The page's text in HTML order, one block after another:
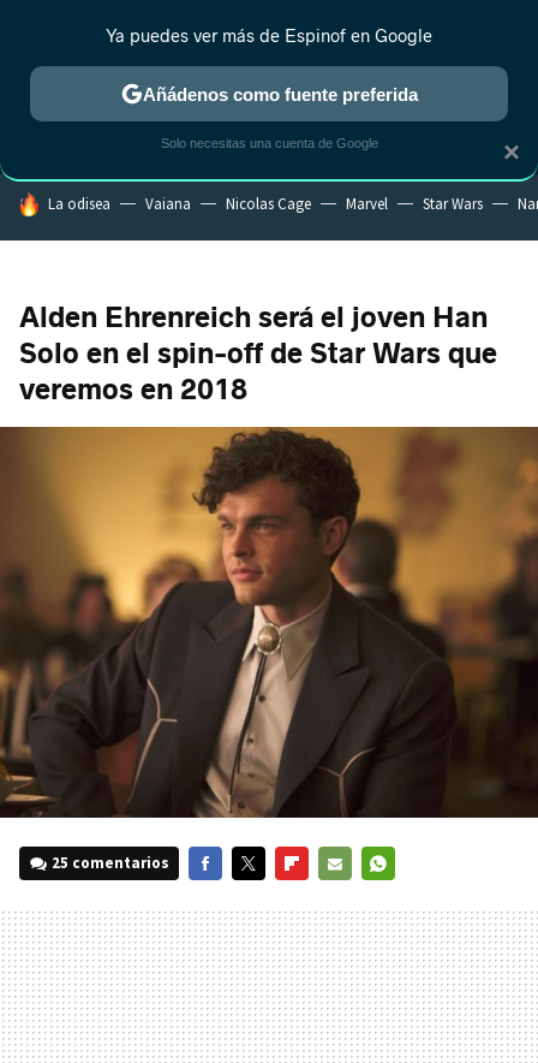
MENÚ NUEVO
ESTRENOS REALITY ANIME RANKINGS CINE
HOY SE HABLA DE
La odisea Vaiana Nicolas Cage Marvel Star Wars
Alden Ehrenreich será el joven Han
Solo en el spin-off de Star Wars que
veremos en 2018
25 comentarios
MAIL
×
Ya puedes ver más de Espinof en Google
Añádenos como fuente preferida
Solo necesitas una cuenta de Google